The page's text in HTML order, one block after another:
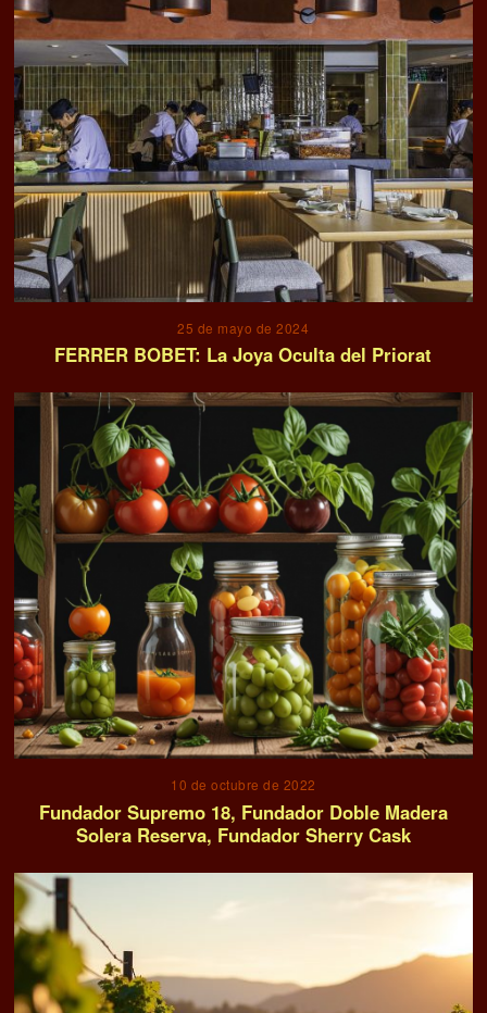
25 de mayo de 2024
FERRER BOBET: La Joya Oculta del Priorat
10 de octubre de 2022
Fundador Supremo 18, Fundador Doble Madera
Solera Reserva, Fundador Sherry Cask